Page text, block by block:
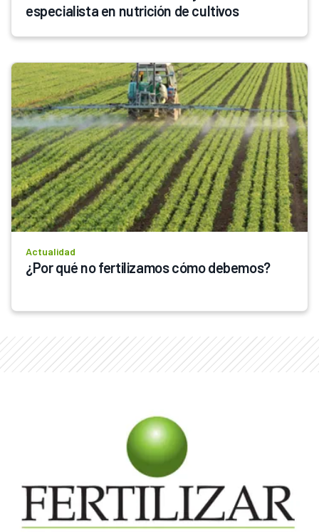
especialista en nutrición de cultivos
Actualidad
¿Por qué no fertilizamos cómo debemos?